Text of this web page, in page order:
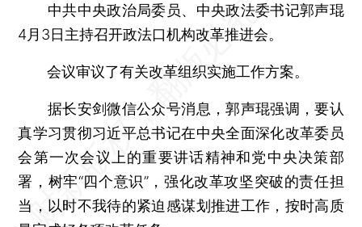
中共中央政治局委员、中央政法委书记郭声琨
4月3日主持召开政法口机构改革推进会。
会议审议了有关改革组织实施工作方案。
据长安剑微信公众号消息，郭声琨强调，要认
真学习贯彻习近平总书记在中央全面深化改革委员
会第一次会议上的重要讲话精神和党中央决策部
署，树牢“四个意识”，强化改革攻坚突破的责任担
当，以时不我待的紧迫感谋划推进工作，按时高质